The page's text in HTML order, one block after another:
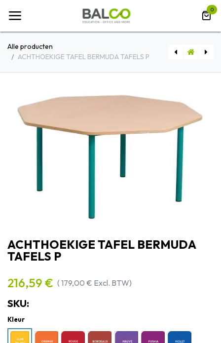
0
Alle producten
ACHTHOEKIGE TAFEL BERMUDA TAFELS P
ACHTHOEKIGE TAFEL BERMUDA
TAFELS P
216,59 € (179,00 € Excl. BTW)
SKU:
Kleur